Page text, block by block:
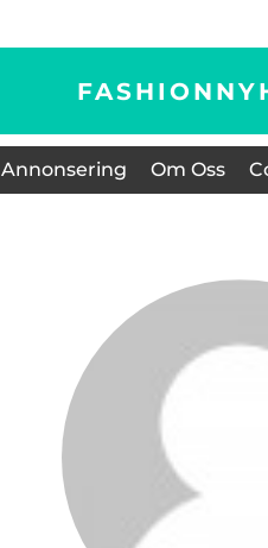
Annonsering Om Oss